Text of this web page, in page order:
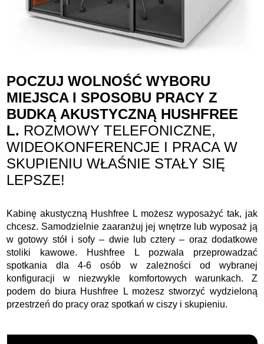
POCZUJ WOLNOŚĆ WYBORU
MIEJSCA I SPOSOBU PRACY Z
BUDKĄ AKUSTYCZNĄ HUSHFREE
L. ROZMOWY TELEFONICZNE,
WIDEOKONFERENCJE I PRACA W
SKUPIENIU WŁAŚNIE STAŁY SIĘ
LEPSZE!
Kabinę akustyczną Hushfree L możesz wyposażyć tak, jak
chcesz. Samodzielnie zaaranżuj jej wnętrze lub wyposaż ją
w gotowy stół i sofy – dwie lub cztery – oraz dodatkowe
stoliki kawowe. Hushfree L pozwala przeprowadzać
spotkania dla 4-6 osób w zależności od wybranej
konfiguracji w niezwykle komfortowych warunkach. Z
podem do biura Hushfree L możesz stworzyć wydzieloną
przestrzeń do pracy oraz spotkań w ciszy i skupieniu.